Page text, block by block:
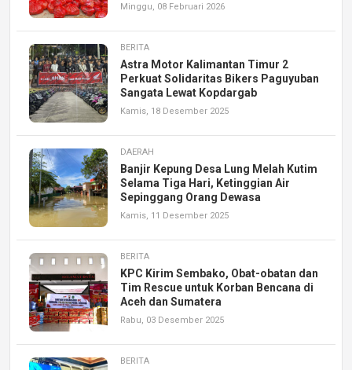
Minggu, 08 Februari 2026
BERITA
Astra Motor Kalimantan Timur 2
Perkuat Solidaritas Bikers Paguyuban
Sangata Lewat Kopdargab
Kamis, 18 Desember 2025
DAERAH
Banjir Kepung Desa Lung Melah Kutim
Selama Tiga Hari, Ketinggian Air
Sepinggang Orang Dewasa
Kamis, 11 Desember 2025
BERITA
KPC Kirim Sembako, Obat-obatan dan
Tim Rescue untuk Korban Bencana di
Aceh dan Sumatera
Rabu, 03 Desember 2025
BERITA